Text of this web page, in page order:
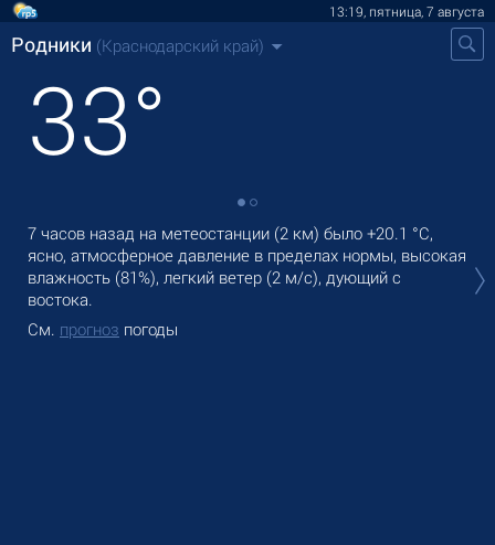
13:19, пятница, 7 августа
Родники (Краснодарский край)
33°
7 часов назад на метеостанции (2 км) было +20.1 °C,
ясно, атмосферное давление в пределах нормы, высокая
влажность (81%), легкий ветер (2 м/с), дующий с
востока.
См. прогноз погоды